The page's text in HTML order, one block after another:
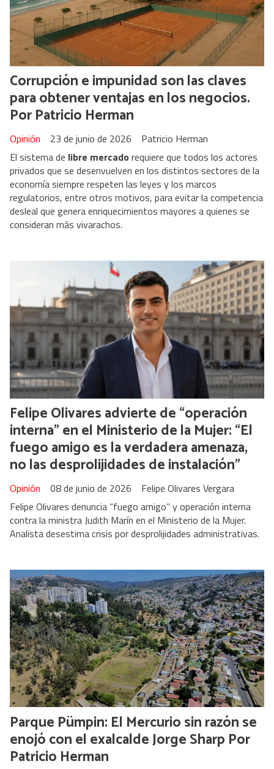
Corrupción e impunidad son las claves
para obtener ventajas en los negocios.
Por Patricio Herman
Patricio Herman
Opinión
23 de junio de 2026
El sistema de libre mercado requiere que todos los actores
privados que se desenvuelven en los distintos sectores de la
economía siempre respeten las leyes y los marcos
regulatorios, entre otros motivos, para evitar la competencia
desleal que genera enriquecimientos mayores a quienes se
consideran más vivarachos.
Felipe Olivares advierte de “operación
interna” en el Ministerio de la Mujer: “El
fuego amigo es la verdadera amenaza,
no las desprolijidades de instalación”
Felipe Olivares Vergara
Opinión
08 de junio de 2026
Felipe Olivares denuncia “fuego amigo” y operación interna
contra la ministra Judith Marín en el Ministerio de la Mujer.
Analista desestima crisis por desprolijidades administrativas.
Parque Pümpin: El Mercurio sin razón se
enojó con el exalcalde Jorge Sharp Por
Patricio Herman